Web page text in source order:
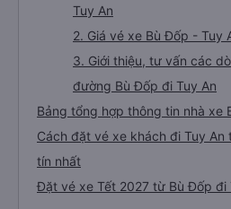
Tuy An
2. Giá vé xe Bù Đốp - Tuy
3. Giới thiệu, tư vấn các
đường Bù Đốp đi Tuy An
Bảng tổng hợp thông tin nhà xe
Cách đặt vé xe khách đi Tuy
tín nhất
Đặt vé xe Tết 2027 từ Bù Đốp đi